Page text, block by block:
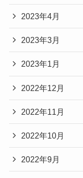
2023年4月
2023年3月
2023年1月
2022年12月
2022年11月
2022年10月
2022年9月